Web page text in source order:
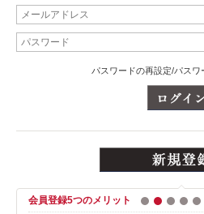
パスワードの再設定/パスワ
会員登録5つのメリット 1 2 3 4